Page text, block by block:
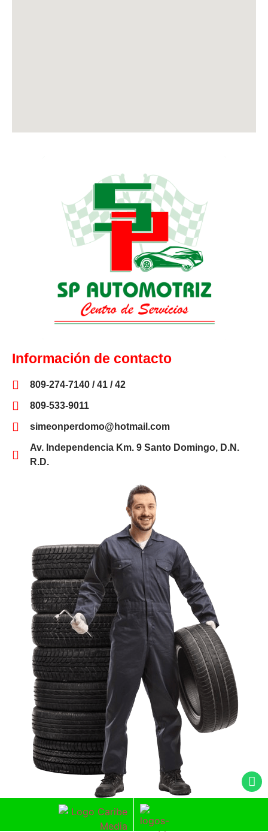
Información de contacto
809-274-7140 / 41 / 42
809-533-9011
simeonperdomo@hotmail.com
Av. Independencia Km. 9 Santo Domingo, D.N.
R.D.